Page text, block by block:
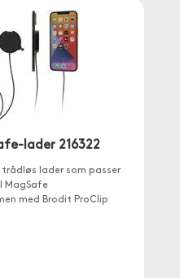
lader 216322
lader som passer
MagSafe
med Brodit ProClip